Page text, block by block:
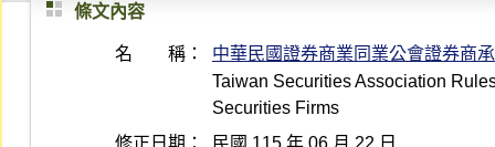
條文內容
名 稱：
中華民國證券商業同業公會證券商
Taiwan Securities Association
Securities Firms
修正日期：
民國 115 年 06 月 22 日